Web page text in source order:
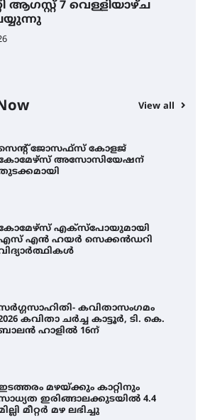
7 വെള്ളിയാഴ്ച
View all
ആതിര എം കെ യുടെ
പ്രതിസന്ധികളോട് പൊരുതി
സ്‌ക്രീൻ ചെയ്യുന്നു
ജോസഫ്സ് കോളജ്
അസോസിയേഷന്
എക്സ്പോയുമായി
എൻ ഹയർ സെക്കൻഡറി
കവിതാസംഗമം
കവിതാ ചർച്ച കാട്ടൂർ, ടി. കെ.
ഹാളിൽ 16ന്
മഴയ്ക്കും കാറ്റിനും
ഇരിങ്ങാലക്കുടയിൽ 4.4
മീറ്റർ മഴ ലഭിച്ചു